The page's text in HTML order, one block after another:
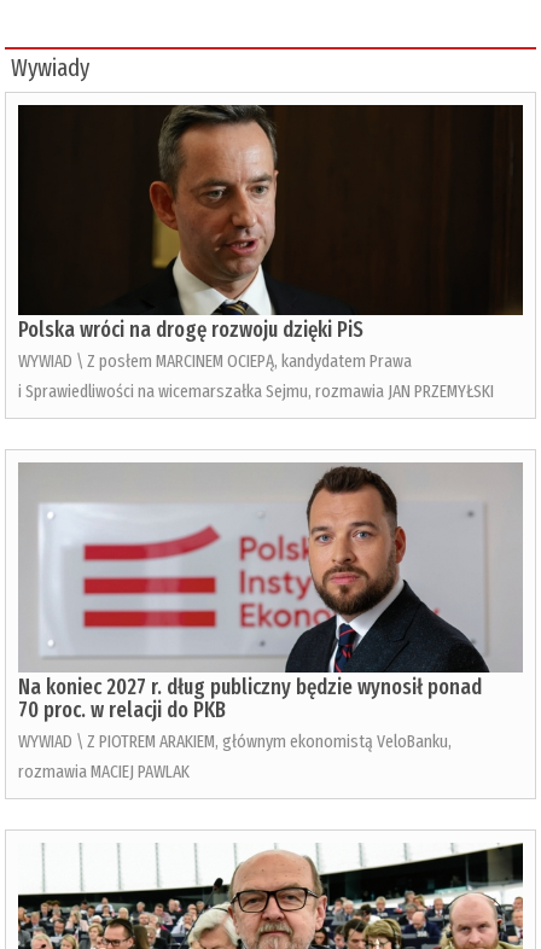
Wywiady
Polska wróci na drogę rozwoju dzięki PiS
WYWIAD \ Z posłem MARCINEM OCIEPĄ, kandydatem Prawa
i Sprawiedliwości na wicemarszałka Sejmu, rozmawia JAN PRZEMYŁSKI
Na koniec 2027 r. dług publiczny będzie wynosił ponad
70 proc. w relacji do PKB
WYWIAD \ Z PIOTREM ARAKIEM, głównym ekonomistą VeloBanku,
rozmawia MACIEJ PAWLAK